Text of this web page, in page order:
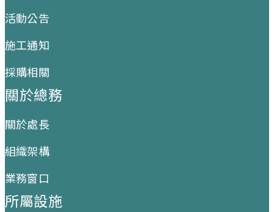
活動公告
施工通知
採購相關
關於總務
關於處長
組織架構
業務窗口
所屬設施